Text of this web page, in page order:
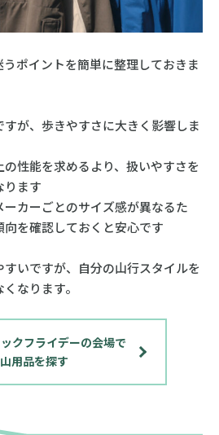
ポイントを簡単に整理しておきま
すが、歩きやすさに大きく影響しま
の性能を求めるより、扱いやすさを
ります
ーカーごとのサイズ感が異なるた
を確認しておくと安心です
いですが、自分の山行スタイルを
なります。
クフライデーの会場で
用品を探す